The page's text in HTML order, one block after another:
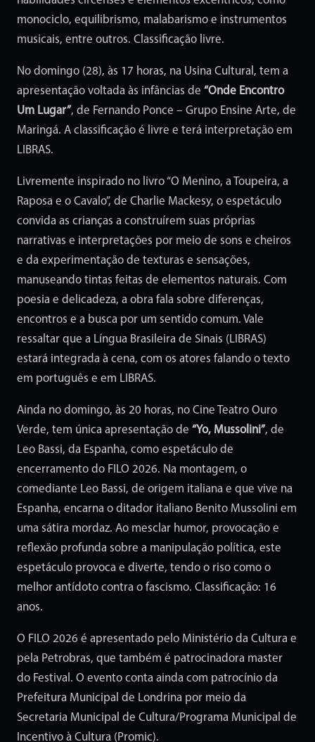
monociclo, equilibrismo, malabarismo e instrumentos
musicais, entre outros. Classificação livre.
No domingo (28), às 17 horas, na Usina Cultural, tem a
apresentação voltada às infâncias de “Onde Encontro
Um Lugar”, de Fernando Ponce – Grupo Ensine Arte, de
Maringá. A classificação é livre e terá interpretação em
LIBRAS.
Livremente inspirado no livro “O Menino, a Toupeira, a
Raposa e o Cavalo”, de Charlie Mackesy, o espetáculo
convida as crianças a construírem suas próprias
narrativas e interpretações por meio de sons e cheiros
e da experimentação de texturas e sensações,
manuseando tintas feitas de elementos naturais. Com
poesia e delicadeza, a obra fala sobre diferenças,
encontros e a busca por um sentido comum. Vale
ressaltar que a Língua Brasileira de Sinais (LIBRAS)
estará integrada à cena, com os atores falando o texto
em português e em LIBRAS.
Ainda no domingo, às 20 horas, no Cine Teatro Ouro
Verde, tem única apresentação de “Yo, Mussolini”, de
Leo Bassi, da Espanha, como espetáculo de
encerramento do FILO 2026. Na montagem, o
comediante Leo Bassi, de origem italiana e que vive na
Espanha, encarna o ditador italiano Benito Mussolini em
uma sátira mordaz. Ao mesclar humor, provocação e
reflexão profunda sobre a manipulação política, este
espetáculo provoca e diverte, tendo o riso como o
melhor antídoto contra o fascismo. Classificação: 16
anos.
O FILO 2026 é apresentado pelo Ministério da Cultura e
pela Petrobras, que também é patrocinadora master
do Festival. O evento conta ainda com patrocínio da
Prefeitura Municipal de Londrina por meio da
Secretaria Municipal de Cultura/Programa Municipal de
Incentivo à Cultura (Promic).